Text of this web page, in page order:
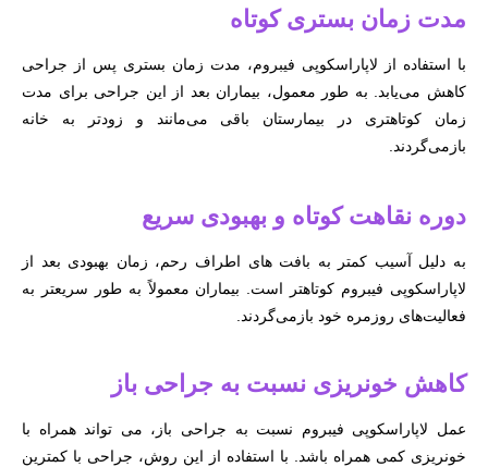
مدت زمان بستری کوتاه
با استفاده از لاپاراسکوپی فیبروم، مدت زمان بستری پس از جراحی
کاهش می‌یابد. به طور معمول، بیماران بعد از این جراحی برای مدت
زمان کوتاهتری در بیمارستان باقی می‌مانند و زودتر به خانه
بازمی‌گردند.
دوره نقاهت کوتاه و بهبودی سریع
به دلیل آسیب کمتر به بافت های اطراف رحم، زمان بهبودی بعد از
لاپاراسکوپی فیبروم کوتاهتر است. بیماران معمولاً به طور سریعتر به
فعالیت‌های روزمره خود بازمی‌گردند.
کاهش خونریزی نسبت به جراحی باز
عمل لاپاراسکوپی فیبروم نسبت به جراحی باز، می تواند همراه با
خونریزی کمی همراه باشد. با استفاده از این روش، جراحی با کمترین